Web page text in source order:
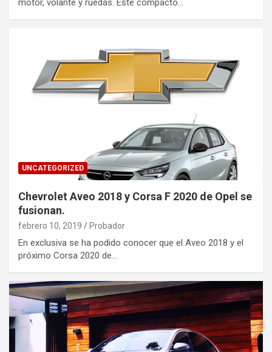
motor, volante y ruedas. Este compacto…
UNCATEGORIZED
Chevrolet Aveo 2018 y Corsa F 2020 de Opel se
fusionan.
febrero 10, 2019 Probador
En exclusiva se ha podido conocer que el Aveo 2018 y el
próximo Corsa 2020 de…